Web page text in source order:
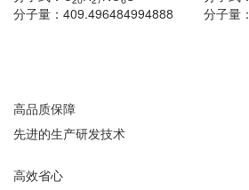
分子量： 409.496484994888 分子量：
高品质保障
先进的生产研发技术
高效省心